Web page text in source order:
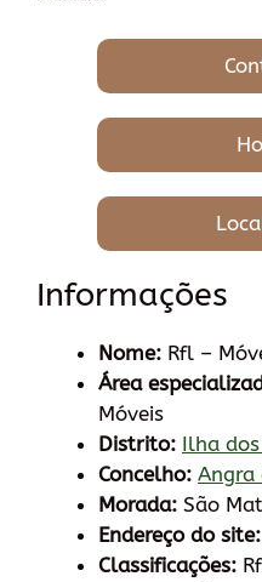
Informações
Nome: Rfl –
Área
Móveis
Distrito: Ilha
Concelho: Angra
Morada: São
Endereço do site:
Classificações: